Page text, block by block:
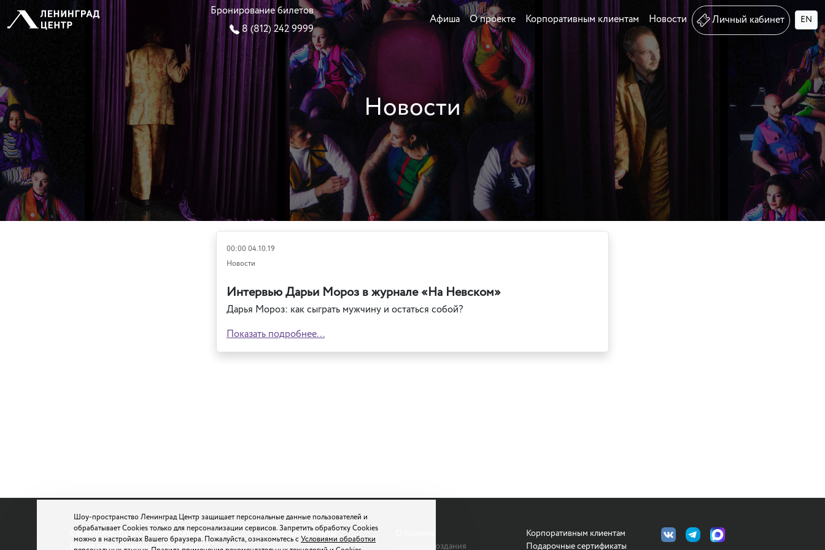
Шоу-пространство Ленинград Центр защищает персональные данные пользователей и
обрабатывает Cookies только для персонализации сервисов. Запретить обработку Cookies
можно в настройках Вашего браузера. Пожалуйста, ознакомьтесь сУсловиями обработки
Бронирование билетов
8 (812) 242 9999
Афиша О проекте Корпоративным клиентам Новости Личный кабинет EN
Новости
00:00 04.10.19
Новости
Интервью Дарьи Мороз в журнале «На Невском»
Дарья Мороз: как сыграть мужчину и остаться собой?
Показать подробнее...
Санкт-Петербург, Потемкинская, д.4, лит. А
Время работы кассы с 12:00 до 22:00
Афиша и билеты
Шоу
История создания
Корпоративным клиентам
Подарочные сертификаты